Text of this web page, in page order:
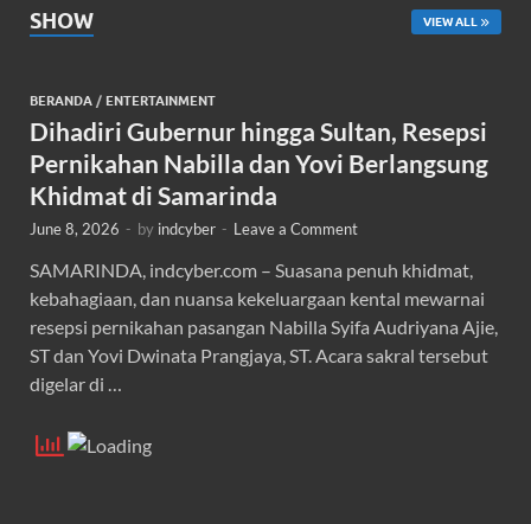
SHOW VIEW ALL
BERANDA / ENTERTAINMENT
Dihadiri Gubernur hingga Sultan, Resepsi
Pernikahan Nabilla dan Yovi Berlangsung
Khidmat di Samarinda
June 8, 2026 - by indcyber - Leave a Comment
SAMARINDA, indcyber.com – Suasana penuh khidmat,
kebahagiaan, dan nuansa kekeluargaan kental mewarnai
resepsi pernikahan pasangan Nabilla Syifa Audriyana Ajie,
ST dan Yovi Dwinata Prangjaya, ST. Acara sakral tersebut
digelar di …